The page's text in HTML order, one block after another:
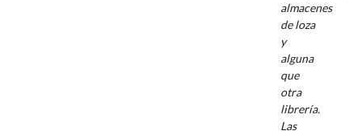
almacenes
de loza
y
alguna
que
otra
librería.
Las